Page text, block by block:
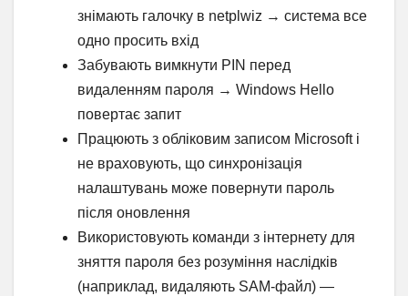
знімають галочку в netplwiz → система все
одно просить вхід
Забувають вимкнути PIN перед
видаленням пароля → Windows Hello
повертає запит
Працюють з обліковим записом Microsoft і
не враховують, що синхронізація
налаштувань може повернути пароль
після оновлення
Використовують команди з інтернету для
зняття пароля без розуміння наслідків
(наприклад, видаляють SAM-файл) —